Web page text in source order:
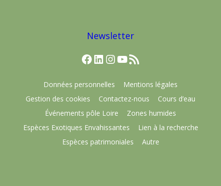
Newsletter
Facebook
LinkedIn
Instagram
YouTube
Flux RSS
Données personnelles
Mentions légales
Gestion des cookies
Contactez-nous
Cours d’eau
Événements pôle Loire
Zones humides
Espèces Exotiques Envahissantes
Lien à la recherche
Espèces patrimoniales
Autre